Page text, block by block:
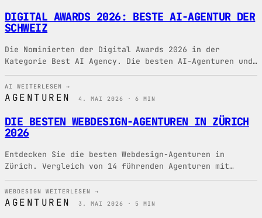
DIGITAL AWARDS 2026: BESTE AI-AGENTUR DER
SCHWEIZ
Die Nominierten der Digital Awards 2026 in der
Kategorie Best AI Agency. Die besten AI-Agenturen und
KI-Beratungen der Schweiz 2026 im Überblick.
AI WEITERLESEN →
AGENTUREN 4. MAI 2026 · 6 MIN
DIE BESTEN WEBDESIGN-AGENTUREN IN ZÜRICH
2026
Entdecken Sie die besten Webdesign-Agenturen in
Zürich. Vergleich von 14 führenden Agenturen mit
Spezialitäten, Preisen und Empfehlungen für Ihr
Projekt.
WEBDESIGN WEITERLESEN →
AGENTUREN 3. MAI 2026 · 5 MIN